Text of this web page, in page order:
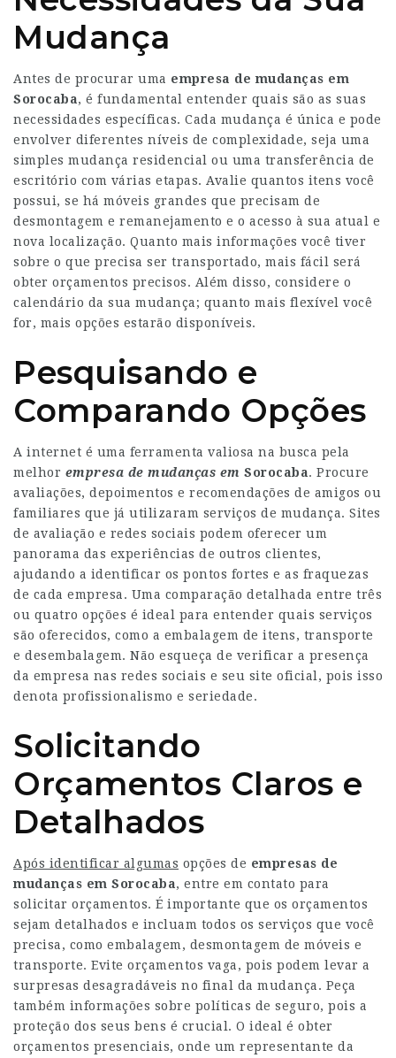
Mudança
Antes de procurar uma empresa de mudanças em
Sorocaba, é fundamental entender quais são as suas
necessidades específicas. Cada mudança é única e pode
envolver diferentes níveis de complexidade, seja uma
simples mudança residencial ou uma transferência de
escritório com várias etapas. Avalie quantos itens você
possui, se há móveis grandes que precisam de
desmontagem e remanejamento e o acesso à sua atual e
nova localização. Quanto mais informações você tiver
sobre o que precisa ser transportado, mais fácil será
obter orçamentos precisos. Além disso, considere o
calendário da sua mudança; quanto mais flexível você
for, mais opções estarão disponíveis.
Pesquisando e
Comparando Opções
A internet é uma ferramenta valiosa na busca pela
melhor empresa de mudanças em Sorocaba. Procure
avaliações, depoimentos e recomendações de amigos ou
familiares que já utilizaram serviços de mudança. Sites
de avaliação e redes sociais podem oferecer um
panorama das experiências de outros clientes,
ajudando a identificar os pontos fortes e as fraquezas
de cada empresa. Uma comparação detalhada entre três
ou quatro opções é ideal para entender quais serviços
são oferecidos, como a embalagem de itens, transporte
e desembalagem. Não esqueça de verificar a presença
da empresa nas redes sociais e seu site oficial, pois isso
denota profissionalismo e seriedade.
Solicitando
Orçamentos Claros e
Detalhados
Após identificar algumas opções de empresas de
mudanças em Sorocaba, entre em contato para
solicitar orçamentos. É importante que os orçamentos
sejam detalhados e incluam todos os serviços que você
precisa, como embalagem, desmontagem de móveis e
transporte. Evite orçamentos vaga, pois podem levar a
surpresas desagradáveis no final da mudança. Peça
também informações sobre políticas de seguro, pois a
proteção dos seus bens é crucial. O ideal é obter
orçamentos presenciais, onde um representante da